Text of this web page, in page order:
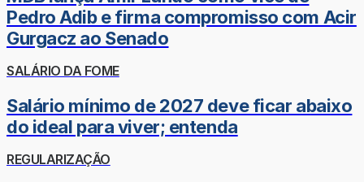
Pedro Adib e firma compromisso com Acir
Gurgacz ao Senado
SALÁRIO DA FOME
Salário mínimo de 2027 deve ficar abaixo
do ideal para viver; entenda
REGULARIZAÇÃO